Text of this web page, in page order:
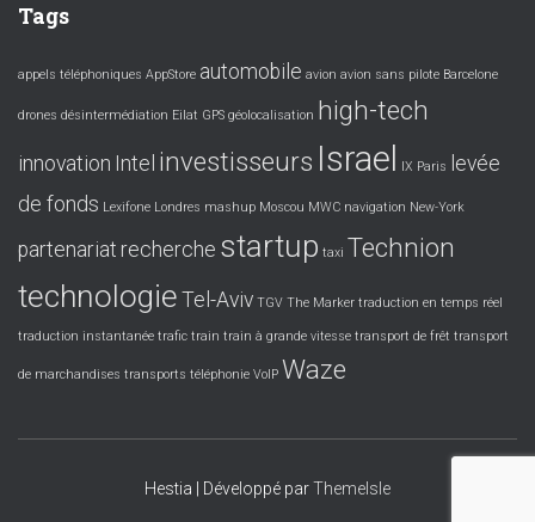
Tags
appels téléphoniques AppStore automobile avion avion sans pilote Barcelone
drones désintermédiation Eilat GPS géolocalisation high-tech
innovation Intel investisseurs Israel IX Paris
levée
de fonds Lexifone Londres mashup Moscou MWC navigation New-York
partenariat recherche startup taxi Technion
technologie Tel-Aviv TGV The Marker traduction en temps réel
traduction instantanée trafic train train à grande vitesse transport de frêt transport
de marchandises transports téléphonie VoIP Waze
Hestia | Développé parThemeIsle